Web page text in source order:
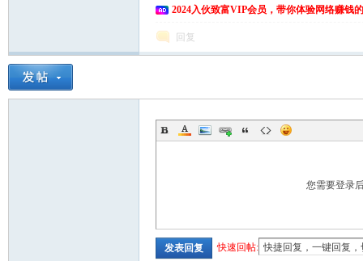
2024入伙致富VIP会员，带你体验网络赚钱
回复
您需要登录
发表回复 快速回帖: